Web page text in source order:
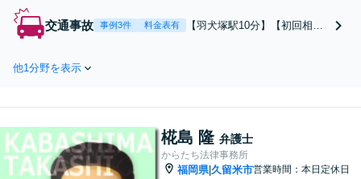
幅広く対応。将来の選
交通事故 事例3件 料金表有
【羽犬塚駅10分】【初回相談
補償を受け取れるよう、最善
故裁判もお任せください【当
日・休日・夜間相談OK】
他1分野を表示
椛島 隆 弁護士
からたち法律事務所
福岡県|久留米市営業時間：本日定休日